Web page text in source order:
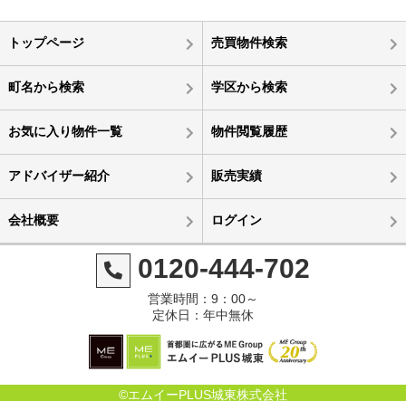
トップページ 売買物件検索
町名から検索 学区から検索
お気に入り物件一覧 物件閲覧履歴
アドバイザー紹介 販売実績
会社概要 ログイン
0120-444-702
営業時間：9：00～
定休日：年中無休
©エムイーPLUS城東株式会社